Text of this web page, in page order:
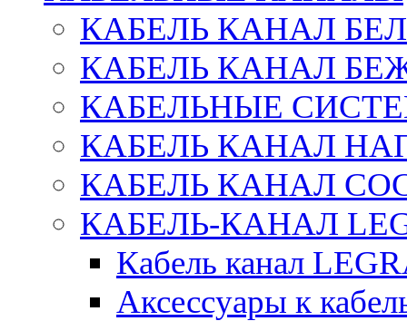
КАБЕЛЬ КАНАЛ
КАБЕЛЬ КАНАЛ
КАБЕЛЬНЫЕ
КАБЕЛЬ КАНАЛ
КАБЕЛЬ КАНАЛ
КАБЕЛЬ-КАНАЛ
Кабель канал
Аксессуары к